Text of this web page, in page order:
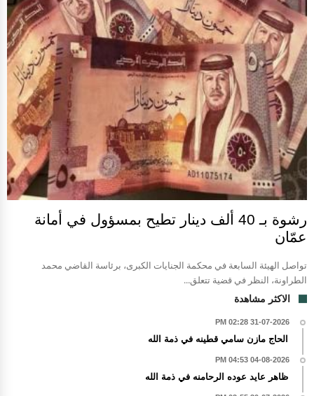
رشوة بـ 40 ألف دينار تطيح بمسؤول في أمانة
عمّان
تواصل الهيئة السابعة في محكمة الجنايات الكبرى، برئاسة القاضي محمد
الطراونة، النظر في قضية تتعلق...
الاكثر مشاهدة
31-07-2026 02:28 PM
الحاج مازن سامي قطينه في ذمة الله
04-08-2026 04:53 PM
ظاهر عايد عوده الرحامنه في ذمة الله